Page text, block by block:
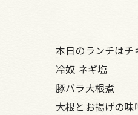
本日のランチはチ
冷奴 ネギ塩
豚バラ大根煮
大根とお揚げの味